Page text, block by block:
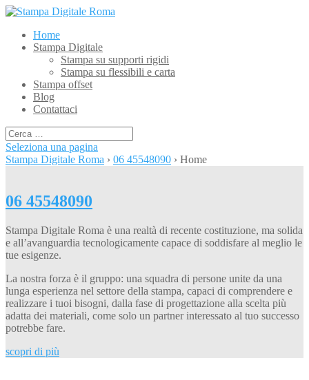
Home
Stampa Digitale
Stampa su supporti rigidi
Stampa su flessibili e carta
Stampa offset
Blog
Contattaci
Seleziona una pagina
Stampa Digitale Roma › 06 45548090 › Home
06 45548090
Stampa Digitale Roma è una realtà di recente costituzione, ma solida
e all’avanguardia tecnologicamente capace di soddisfare al meglio le
tue esigenze.
La nostra forza è il gruppo: una squadra di persone unite da una
lunga esperienza nel settore della stampa, capaci di comprendere e
realizzare i tuoi bisogni, dalla fase di progettazione alla scelta più
adatta dei materiali, come solo un partner interessato al tuo successo
potrebbe fare.
scopri di più